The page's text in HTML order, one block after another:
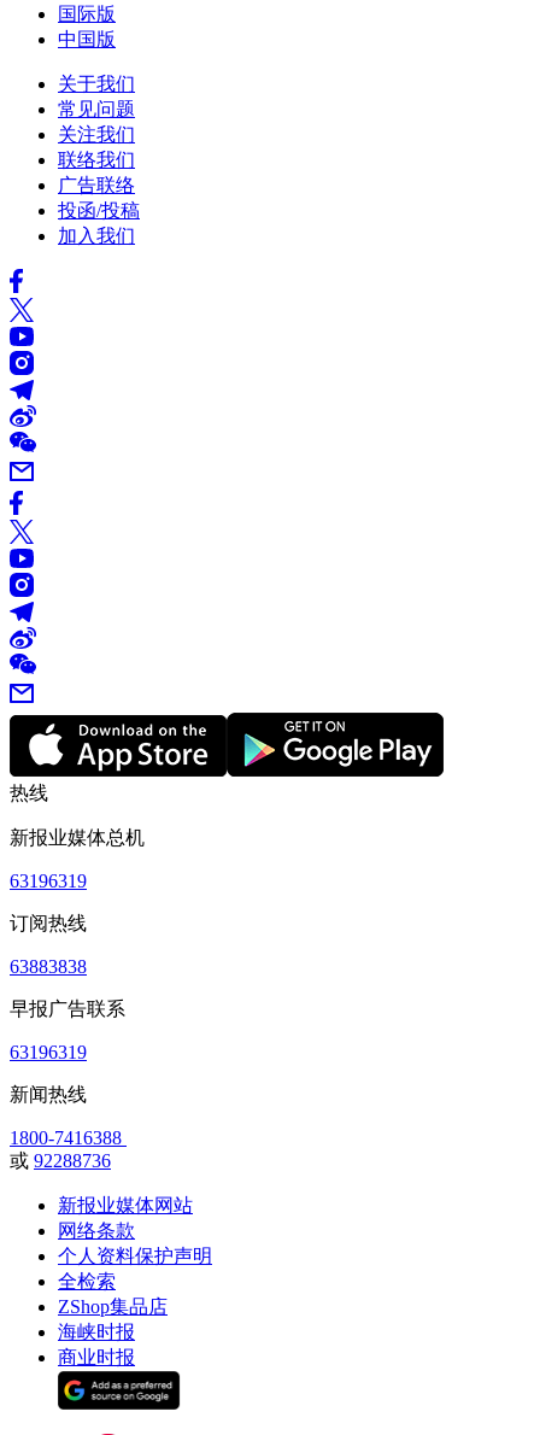
国际版
中国版
关于我们
常见问题
关注我们
联络我们
广告联络
投函/投稿
加入我们
热线
新报业媒体总机
63196319
订阅热线
63883838
早报广告联系
63196319
新闻热线
1800-7416388
或 92288736
新报业媒体网站
网络条款
个人资料保护声明
全检索
ZShop集品店
海峡时报
商业时报